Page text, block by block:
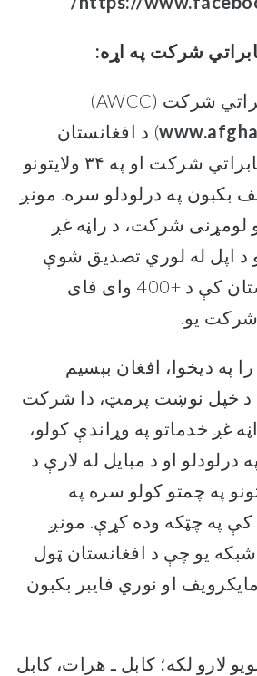
شرکت په اړه:
شرکت
(AWCC)
) د افغانستان
لومړنی بېسیم مخابراتي شرکت او په ۳۴ ولایتونو
بکبون په درلودلو سره. مونږ
لومړنی شرکت، د راڼه غږ
د اپل له لوري تصدیق شوې
کې د +400
وای فای
شرکت یو.
په دیخوا، افغان بېسیم
د خپل نوښت پرمټ، دا شرکت
غږ خدماتو په وړاندې کولو،
درلودلو او د مبایل له لارې د
په چمتو کولو سره په
کې په چټکه وده کړې. مونږ
شبکه یو چې د افغانستان ټول
او نوري فایبر بکبون
لارو لکه؛ کابل ـ هرات، کابل